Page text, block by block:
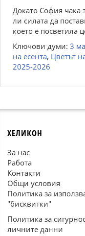
Докато София чака
ли силата да
което е посветила
Ключови думи: 3
на есента, Цветът
2025-2026
ХЕЛИКОН
За нас
Работа
Контакти
Общи условия
Политика за
"бисквитки"
Политика за
личните данни